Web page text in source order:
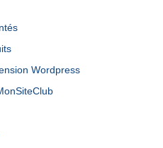
Wordpress